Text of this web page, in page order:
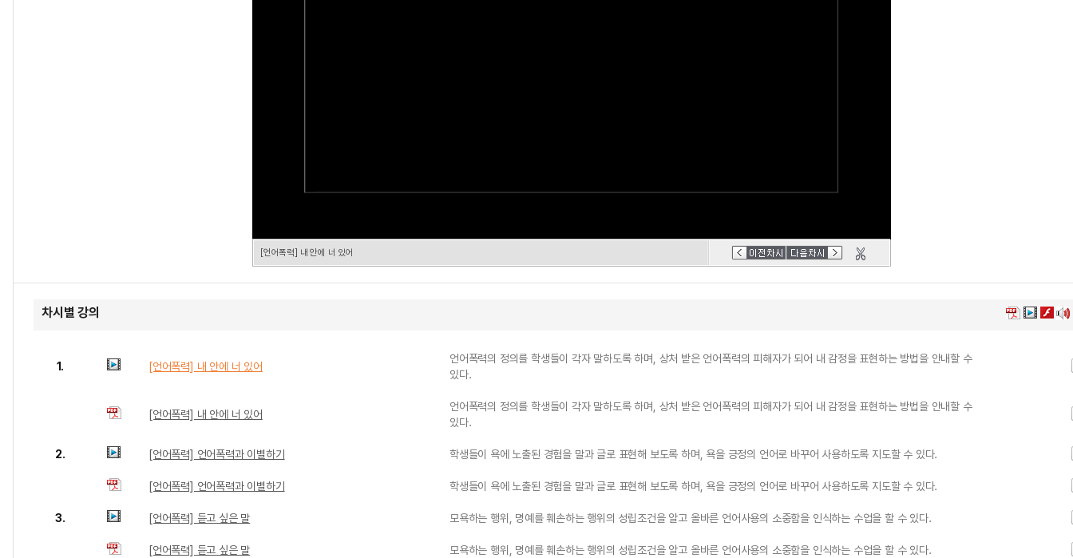
[언어폭력] 내 안에 너 있어
차시별 강의
1. [언어폭력] 내 안에 너 있어
언어폭력의 정의를 학생들이 각자 말하도록 하며, 상처 받은 언어폭력의 피해자가 되어 내 감정을 표현하는 방법을 안내할 수
있다.
[언어폭력] 내 안에 너 있어
언어폭력의 정의를 학생들이 각자 말하도록 하며, 상처 받은 언어폭력의 피해자가 되어 내 감정을 표현하는 방법을 안내할 수
있다.
2. [언어폭력] 언어폭력과 이별하기 학생들이 욕에 노출된 경험을 말과 글로 표현해 보도록 하며, 욕을 긍정의 언어로 바꾸어 사용하도록 지도할 수 있다.
[언어폭력] 언어폭력과 이별하기 학생들이 욕에 노출된 경험을 말과 글로 표현해 보도록 하며, 욕을 긍정의 언어로 바꾸어 사용하도록 지도할 수 있다.
3. [언어폭력] 듣고 싶은 말 모욕하는 행위, 명예를 훼손하는 행위의 성립조건을 알고 올바른 언어사용의 소중함을 인식하는 수업을 할 수 있다.
[언어폭력] 듣고 싶은 말 모욕하는 행위, 명예를 훼손하는 행위의 성립조건을 알고 올바른 언어사용의 소중함을 인식하는 수업을 할 수 있다.